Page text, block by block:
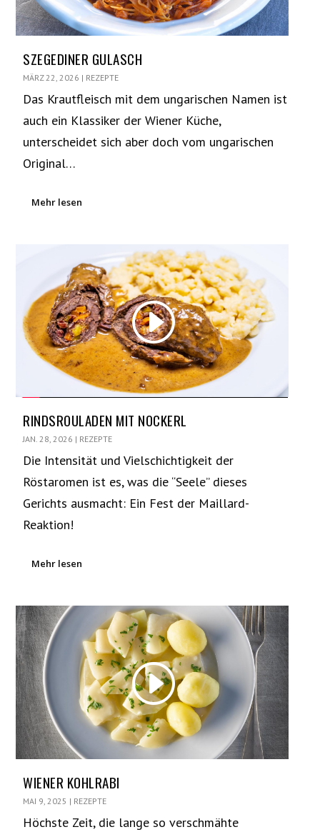
SZEGEDINER GULASCH
MÄRZ 22, 2026 | REZEPTE
Das Krautfleisch mit dem ungarischen Namen ist
auch ein Klassiker der Wiener Küche,
unterscheidet sich aber doch vom ungarischen
Original…
Mehr lesen
RINDSROULADEN MIT NOCKERL
JAN. 28, 2026 | REZEPTE
Die Intensität und Vielschichtigkeit der
Röstaromen ist es, was die “Seele” dieses
Gerichts ausmacht: Ein Fest der Maillard-
Reaktion!
Mehr lesen
WIENER KOHLRABI
MAI 9, 2025 | REZEPTE
Höchste Zeit, die lange so verschmähte